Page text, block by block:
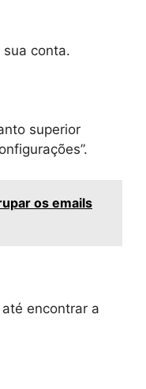
conta.
superior
os emails
até encontrar a